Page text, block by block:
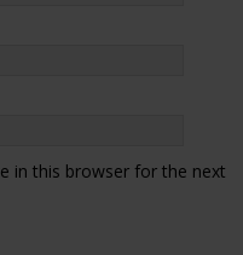
in this browser for the next